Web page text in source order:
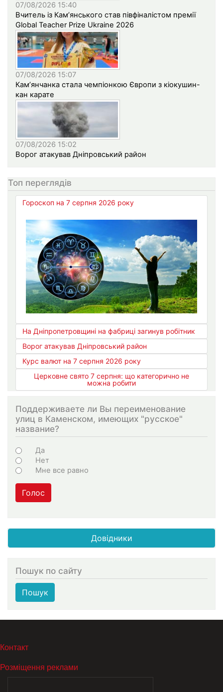
07/08/2026 15:40
Вчитель із Кам’янського став півфіналістом премії
Global Teacher Prize Ukraine 2026
07/08/2026 15:07
Кам’янчанка стала чемпіонкою Європи з кіокушин-
кан карате
07/08/2026 15:02
Ворог атакував Дніпровський район
Топ переглядів
Гороскоп на 7 серпня 2026 року
На Дніпропетровщині на фабриці загинув робітник
Ворог атакував Дніпровський район
Курс валют на 7 серпня 2026 року
Церковне свято 7 серпня: що категорично не
можна робити
Поддерживаете ли Вы переименование
улиц в Каменском, имеющих "русское"
название?
Варіанти
Да
Нет
Мне все равно
Голос
Довідники
Пошук по сайту
Пошук
МЕНЮ В ПОДВАЛЕ
Контакт
Розміщення реклами